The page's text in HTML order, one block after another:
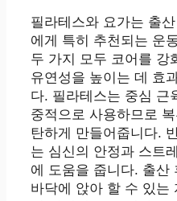
필라테스와 요가는 출
에게 특히 추천되는 운
두 가지 모두 코어를 강
유연성을 높이는 데 효
다. 필라테스는 중심 근
중적으로 사용하므로
탄하게 만들어줍니다.
는 심신의 안정과 스트
에 도움을 줍니다. 출산
바닥에 앉아 할 수 있는